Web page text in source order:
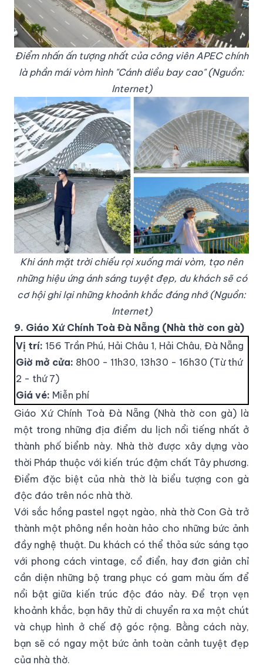
Điểm nhấn ấn tượng nhất của công viên APEC chính
là phần mái vòm hình "Cánh diều bay cao" (Nguồn:
Internet)
Khi ánh mặt trời chiếu rọi xuống mái vòm, tạo nên
những hiệu ứng ánh sáng tuyệt đẹp, du khách sẽ có
cơ hội ghi lại những khoảnh khắc đáng nhớ (Nguồn:
Internet)
9. Giáo Xứ Chính Toà Đà Nẵng (Nhà thờ con gà)
Vị trí: 156 Trần Phú, Hải Châu 1, Hải Châu, Đà Nẵng
Giờ mở cửa: 8h00 - 11h30, 13h30 - 16h30 (Từ thứ
2 - thứ 7)
Giá vé: Miễn phí
Giáo Xứ Chính Toà Đà Nẵng (Nhà thờ con gà) là
một trong những địa điểm du lịch nổi tiếng nhất ở
thành phố biểnb này. Nhà thờ được xây dựng vào
thời Pháp thuộc với kiến trúc đậm chất Tây phương.
Điểm đặc biệt của nhà thờ là biểu tượng con gà
độc đáo trên nóc nhà thờ.
Với sắc hồng pastel ngọt ngào, nhà thờ Con Gà trở
thành một phông nền hoàn hảo cho những bức ảnh
đầy nghệ thuật. Du khách có thể thỏa sức sáng tạo
với phong cách vintage, cổ điển, hay đơn giản chỉ
cần diện những bộ trang phục có gam màu ấm để
nổi bật giữa kiến trúc độc đáo này. Để trọn vẹn
khoảnh khắc, bạn hãy thử di chuyển ra xa một chút
và chụp hình ở chế độ góc rộng. Bằng cách này,
bạn sẽ có ngay một bức ảnh toàn cảnh tuyệt đẹp
của nhà thờ.